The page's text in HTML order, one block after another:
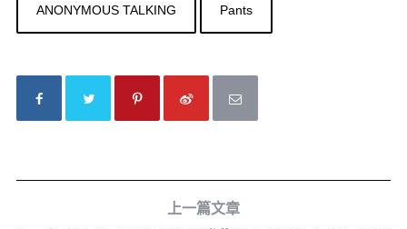
ANONYMOUS TALKING Pants
上一篇文章